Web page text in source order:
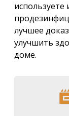
используете
лучшее
улучшить
доме.